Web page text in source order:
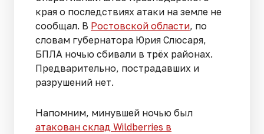
края о последствиях атаки на земле не
сообщал. В Ростовской области, по
словам губернатора Юрия Слюсаря,
БПЛА ночью сбивали в трёх районах.
Предварительно, пострадавших и
разрушений нет.
Напомним, минувшей ночью был
атакован склад Wildberries в